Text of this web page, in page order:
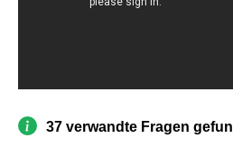
37 verwandte Fragen